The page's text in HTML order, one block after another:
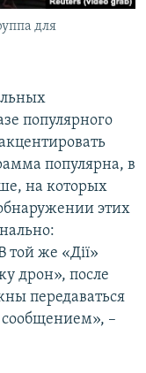
для
популярного
популярна, в
на которых
этих
той же «Дії»
дрон», после
передаваться
сообщением», –